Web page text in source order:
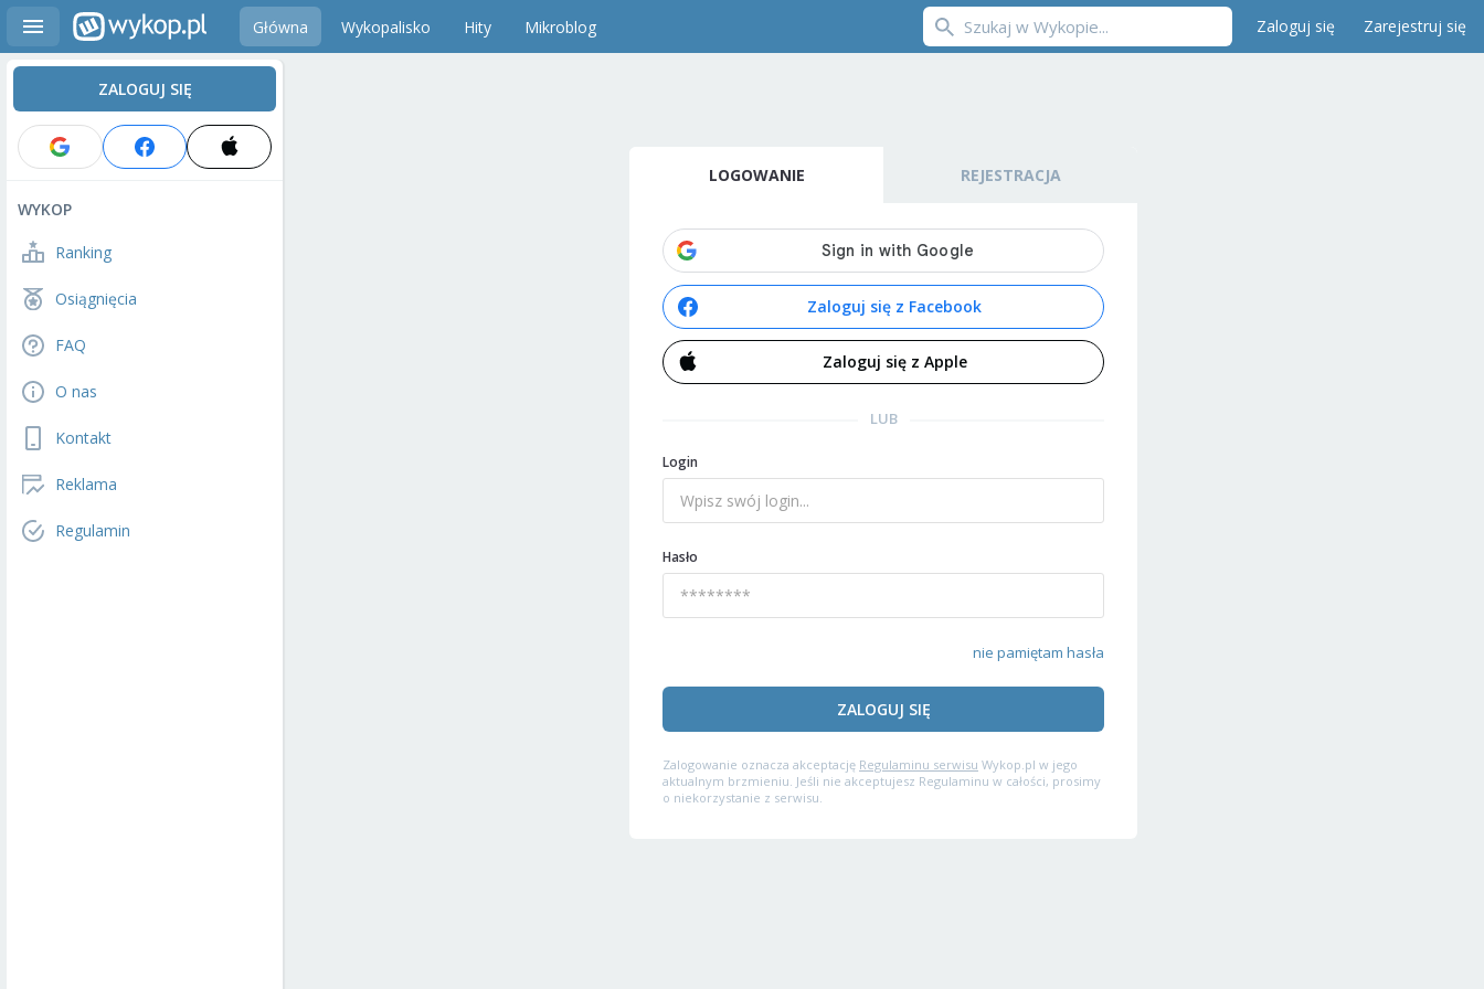
Główna Wykopalisko Hity Mikroblog Zaloguj się Zarejestruj się
ZALOGUJ SIĘ
WYKOP
Ranking
Osiągnięcia
FAQ
O nas
Kontakt
Reklama
Regulamin
LOGOWANIE REJESTRACJA
Zaloguj się z Facebook
Zaloguj się z Apple
LUB
Login
Hasło
nie pamiętam hasła
ZALOGUJ SIĘ
Zalogowanie oznacza akceptację Regulaminu serwisu Wykop.pl w jego
aktualnym brzmieniu. Jeśli nie akceptujesz Regulaminu w całości, prosimy
o niekorzystanie z serwisu.